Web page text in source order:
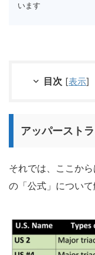
います
目次 [表示]
アッパースト
それでは、ここか
の「公式」について